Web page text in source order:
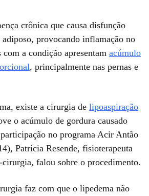
crônica que causa disfunção
provocando inflamação no
a condição apresentam acúmulo
, principalmente nas pernas e
existe a cirurgia de lipoaspiração
o acúmulo de gordura causado
no programa Acir Antão
Patrícia Resende, fisioterapeuta
cirurgia, falou sobre o procedimento.
faz com que o lipedema não